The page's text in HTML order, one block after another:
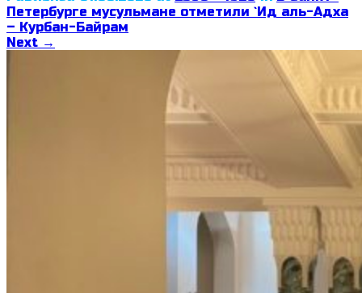
Петербурге мусульмане отметили `Ид аль-Адха
– Курбан-Байрам
Next →